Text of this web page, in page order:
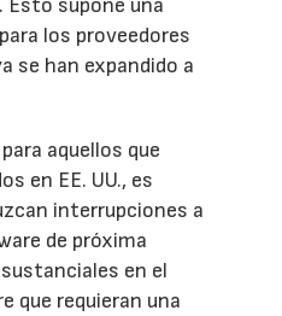
Esto supone una
los proveedores
se han expandido a
aquellos que
en EE. UU., es
interrupciones a
de próxima
en el
que requieran una